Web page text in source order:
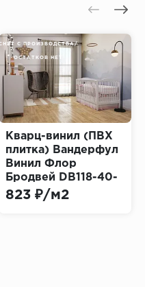
СНЯТ С ПРОИЗВОДСТВА/
ОСТАТКОВ НЕТ
Кварц-винил (ПВХ
плитка) Вандерфул
Винил Флор
Бродвей DB118-40-
20 МЕСА
823 ₽/м2